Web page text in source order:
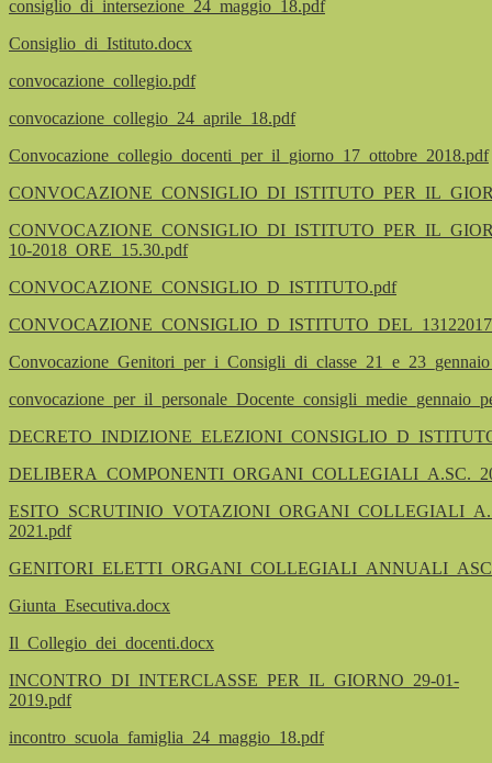
consiglio_di_intersezione_24_maggio_18.pdf
Consiglio_di_Istituto.docx
convocazione_collegio.pdf
convocazione_collegio_24_aprile_18.pdf
Convocazione_collegio_docenti_per_il_giorno_17_ottobre_2018.pdf
10-2018_ORE_15.30.pdf
CONVOCAZIONE_CONSIGLIO_D_ISTITUTO.pdf
2021.pdf
Giunta_Esecutiva.docx
Il_Collegio_dei_docenti.docx
INCONTRO_DI_INTERCLASSE_PER_IL_GIORNO_29-01-
2019.pdf
incontro_scuola_famiglia_24_maggio_18.pdf